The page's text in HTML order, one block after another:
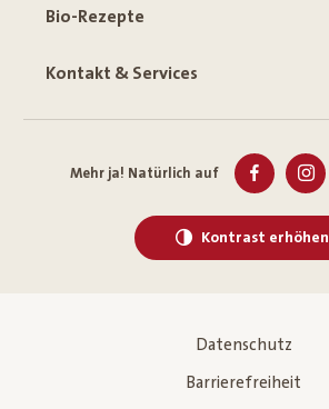
Bio-Rezepte
Kontakt & Services
Mehr ja! Natürlich auf
Kontrast erhöhen
Datenschutz
Barrierefreiheit